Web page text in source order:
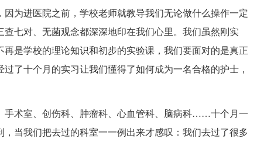
为进医院之前，学校老师就教导我们无论做什么操作一定
七对、无菌观念都深深地印在我们心里。我们虽然刚实
是学校的理论知识和初步的实验课，我们要面对的是真正
了十个月的实习让我们懂得了如何成为一名合格的护士，
手术室、创伤科、肿瘤科、心血管科、脑病科……十个月一
当我们把去过的科室一一例出来才感叹：我们去过了很多